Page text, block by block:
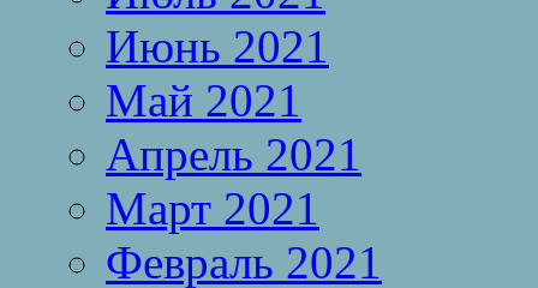
Июнь 2021
Май 2021
Апрель 2021
Март 2021
Февраль 2021